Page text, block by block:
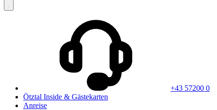
+43 57200 0
Ötztal Inside & Gästekarten
Anreise